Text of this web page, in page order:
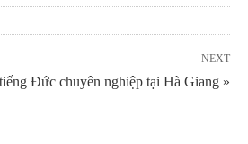
NEXT
Đức chuyên nghiệp tại Hà Giang »